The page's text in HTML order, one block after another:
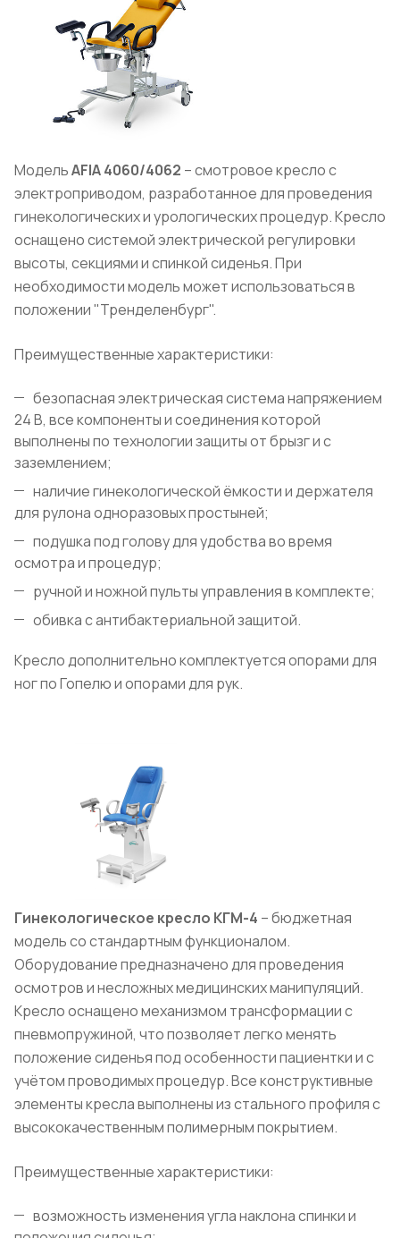
МодельAFIA4060/4062 – смотровое кресло с
электроприводом, разработанное для проведения
гинекологических и урологических процедур. Кресло
оснащено системой электрической регулировки
высоты, секциями и спинкой сиденья. При
необходимости модель может использоваться в
положении "Тренделенбург".
Преимущественные характеристики:
безопасная электрическая система напряжением
24 В, все компоненты и соединения которой
выполнены по технологии защиты от брызг и с
заземлением;
наличие гинекологической ёмкости и держателя
для рулона одноразовых простыней;
подушка под голову для удобства во время
осмотра и процедур;
ручной и ножной пульты управления в комплекте;
обивка с антибактериальной защитой.
Кресло дополнительно комплектуется опорами для
ног по Гопелю и опорами для рук.
Гинекологическое кресло КГМ-4 – бюджетная
модель со стандартным функционалом.
Оборудование предназначено для проведения
осмотров и несложных медицинских манипуляций.
Кресло оснащено механизмом трансформации с
пневмопружиной, что позволяет легко менять
положение сиденья под особенности пациентки и с
учётом проводимых процедур. Все конструктивные
элементы кресла выполнены из стального профиля с
высококачественным полимерным покрытием.
Преимущественные характеристики:
возможность изменения угла наклона спинки и